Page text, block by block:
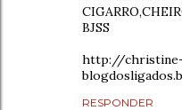
BJSS
http://
RESPONDER